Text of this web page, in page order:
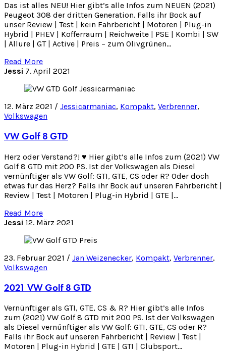
Das ist alles NEU! Hier gibt’s alle Infos zum NEUEN (2021)
Peugeot 308 der dritten Generation. Falls ihr Bock auf
unser Review | Test | kein Fahrbericht | Motoren | Plug-in
Hybrid | PHEV | Kofferraum | Reichweite | PSE | Kombi | SW
| Allure | GT | Active | Preis – zum Olivgrünen…
Read More
Jessi 7. April 2021
12. März 2021 / Jessicarmaniac, Kompakt, Verbrenner,
Volkswagen
VW Golf 8 GTD
Herz oder Verstand?! ♥️ Hier gibt’s alle Infos zum (2021) VW
Golf 8 GTD mit 200 PS. Ist der Volkswagen als Diesel
vernünftiger als VW Golf: GTI, GTE, CS oder R? Oder doch
etwas für das Herz? Falls ihr Bock auf unseren Fahrbericht |
Review | Test | Motoren | Plug-in Hybrid | GTE |…
Read More
Jessi 12. März 2021
23. Februar 2021 / Jan Weizenecker, Kompakt, Verbrenner,
Volkswagen
2021 VW Golf 8 GTD
Vernünftiger als GTI, GTE, CS & R? Hier gibt’s alle Infos
zum (2021) VW Golf 8 GTD mit 200 PS. Ist der Volkswagen
als Diesel vernünftiger als VW Golf: GTI, GTE, CS oder R?
Falls ihr Bock auf unseren Fahrbericht | Review | Test |
Motoren | Plug-in Hybrid | GTE | GTI | Clubsport…